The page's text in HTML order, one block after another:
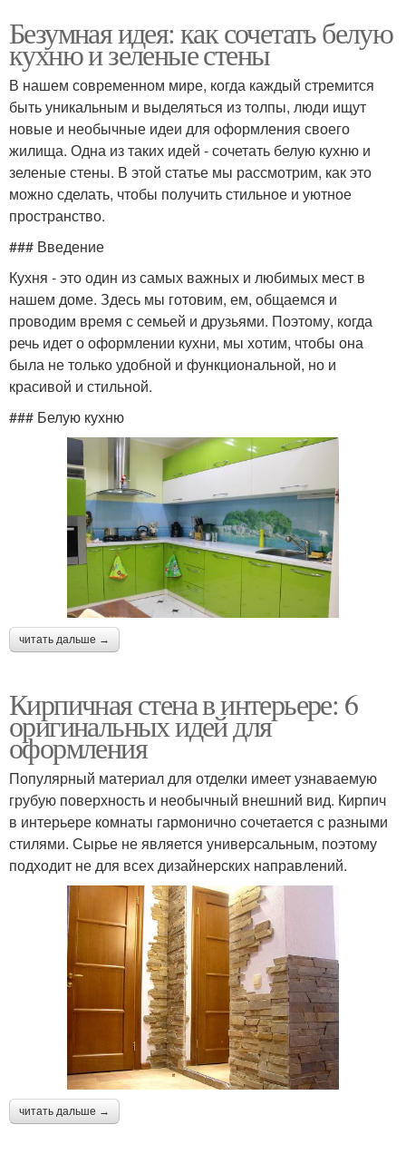
Безумная идея: как сочетать белую
кухню и зеленые стены
В нашем современном мире, когда каждый стремится
быть уникальным и выделяться из толпы, люди ищут
новые и необычные идеи для оформления своего
жилища. Одна из таких идей - сочетать белую кухню и
зеленые стены. В этой статье мы рассмотрим, как это
можно сделать, чтобы получить стильное и уютное
пространство.
### Введение
Кухня - это один из самых важных и любимых мест в
нашем доме. Здесь мы готовим, ем, общаемся и
проводим время с семьей и друзьями. Поэтому, когда
речь идет о оформлении кухни, мы хотим, чтобы она
была не только удобной и функциональной, но и
красивой и стильной.
### Белую кухню
читать дальше →
Кирпичная стена в интерьере: 6
оригинальных идей для
оформления
Популярный материал для отделки имеет узнаваемую
грубую поверхность и необычный внешний вид. Кирпич
в интерьере комнаты гармонично сочетается с разными
стилями. Сырье не является универсальным, поэтому
подходит не для всех дизайнерских направлений.
читать дальше →